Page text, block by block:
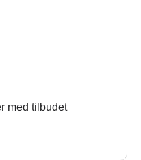
med tilbudet